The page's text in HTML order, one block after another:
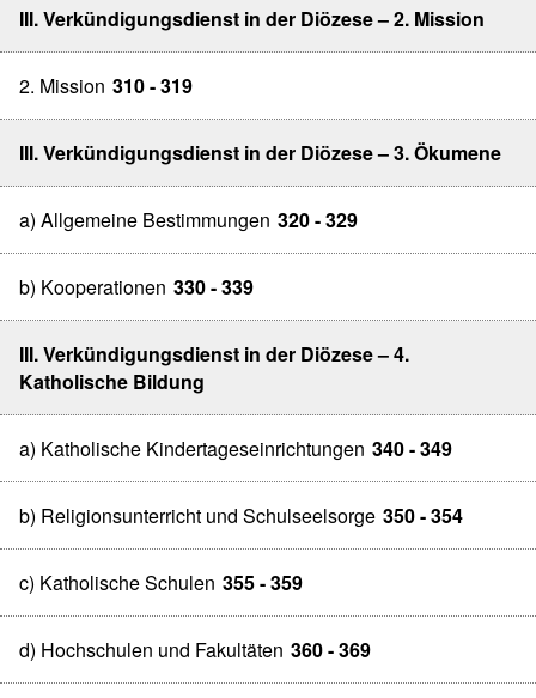
III. Verkündigungsdienst in der Diözese – 2. Mission
2. Mission 310 - 319
III. Verkündigungsdienst in der Diözese – 3. Ökumene
a) Allgemeine Bestimmungen 320 - 329
b) Kooperationen 330 - 339
III. Verkündigungsdienst in der Diözese – 4.
Katholische Bildung
a) Katholische Kindertageseinrichtungen 340 - 349
b) Religionsunterricht und Schulseelsorge 350 - 354
c) Katholische Schulen 355 - 359
d) Hochschulen und Fakultäten 360 - 369